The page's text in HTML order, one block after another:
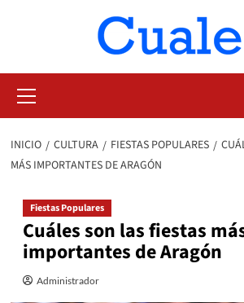
primario
INICIO CULTURA FIESTAS POPULARES
MÁS IMPORTANTES DE ARAGÓN
Fiestas Populares
Cuáles son las fiestas
importantes de Aragón
Administrador